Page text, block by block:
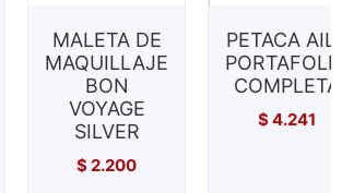
MALETA DE
MAQUILLAJE
BON
VOYAGE
SILVER
$2.200
PETACA
COMPLETA
$4.241